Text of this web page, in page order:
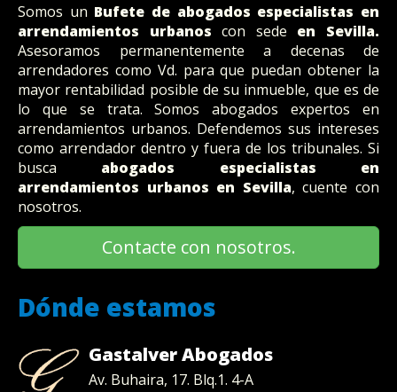
Somos un Bufete de abogados especialistas en
arrendamientos urbanos con sede en Sevilla.
Asesoramos permanentemente a decenas de
arrendadores como Vd. para que puedan obtener la
mayor rentabilidad posible de su inmueble, que es de
lo que se trata. Somos abogados expertos en
arrendamientos urbanos. Defendemos sus intereses
como arrendador dentro y fuera de los tribunales. Si
busca abogados especialistas en
arrendamientos urbanos en Sevilla, cuente con
nosotros.
Contacte con nosotros.
Dónde estamos
Gastalver Abogados
Av. Buhaira, 17. Blq.1. 4-A